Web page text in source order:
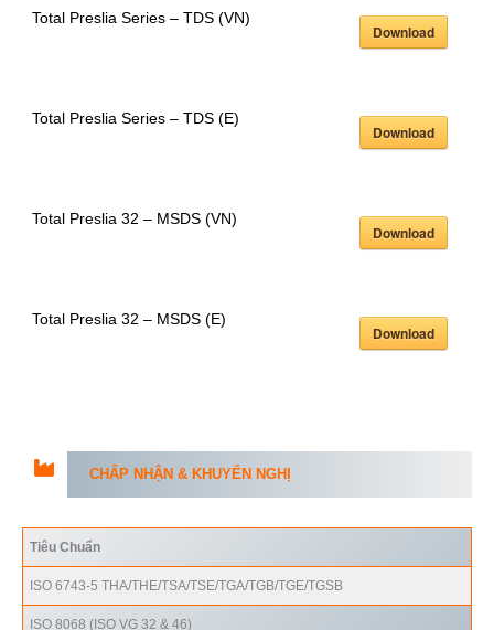
Total Preslia Series – TDS (VN)
Download
Total Preslia Series – TDS (E)
Download
Total Preslia 32 – MSDS (VN)
Download
Total Preslia 32 – MSDS (E)
Download
CHẤP NHẬN & KHUYẾN NGHỊ
Tiêu Chuẩn
ISO 6743-5 THA/THE/TSA/TSE/TGA/TGB/TGE/TGSB
ISO 8068 (ISO VG 32 & 46)